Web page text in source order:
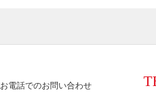
お電話でのお問い合わせ